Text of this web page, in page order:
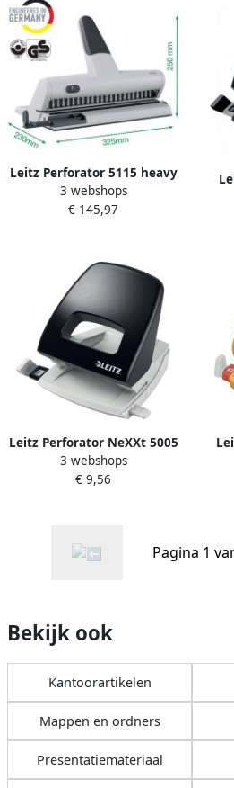
Leitz Perforator 5115 heavy
duty 23 gaats zilver
3 webshops
€ 145,97
Leitz Perforator NeXXt 5005
2-gaats 25vel zwart
3 webshops
€ 9,56
Pagina 1
Bekijk ook
Kantoorartikelen
Mappen en ordners
Presentatiemateriaal